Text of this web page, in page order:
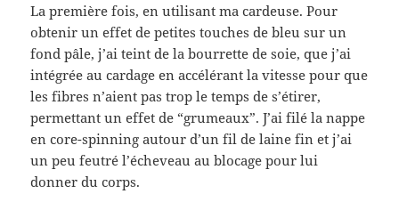
La première fois, en utilisant ma cardeuse. Pour
obtenir un effet de petites touches de bleu sur un
fond pâle, j’ai teint de la bourrette de soie, que j’ai
intégrée au cardage en accélérant la vitesse pour que
les fibres n’aient pas trop le temps de s’étirer,
permettant un effet de “grumeaux”. J’ai filé la nappe
en core-spinning autour d’un fil de laine fin et j’ai
un peu feutré l’écheveau au blocage pour lui
donner du corps.